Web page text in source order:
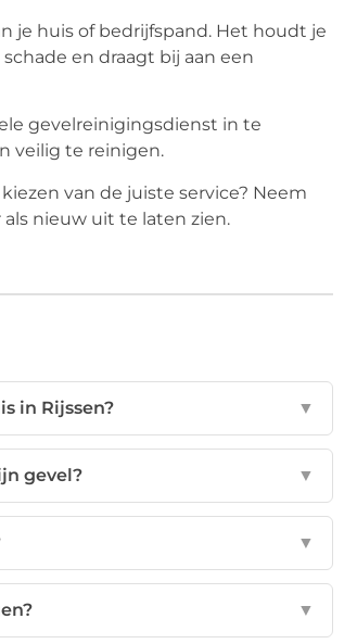
je huis of bedrijfspand. Het houdt je
en draagt bij aan een
gevelreinigingsdienst in te
veilig te reinigen.
van de juiste service? Neem
nieuw uit te laten zien.
in Rijssen? ▼
gevel? ▼
▼
▼